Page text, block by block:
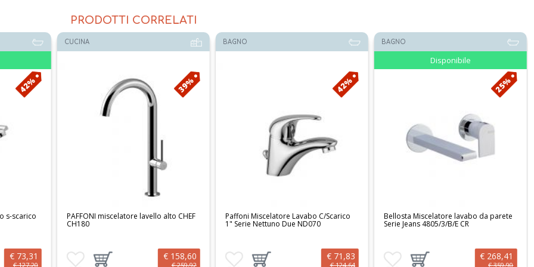
PRODOTTI CORRELATI
39%
alto CHEF
al carrello
€ 158,60
€ 259,92
BAGNO
42%
Paffoni Miscelatore Lavabo C/Scarico
1" Serie Nettuno Due ND070
Aggiungi ai preferiti
Aggiungi prodotto al carrello
€ 71,83
€ 124,64
BAGNO
25%
Bellosta Miscelatore lavabo da parete
Serie Jeans 4805/3/B/E CR
Aggiungi ai preferiti
Aggiungi prodotto al carrello
€ 268,41
€ 359,90
BAGNO
25%
Bellosta Miscelatore lavabo da parete
Serie Jeans 4805/3/A/E CR
Aggiungi ai preferiti
Aggiungi prodotto al carrello
€ 252,94
€ 339,16